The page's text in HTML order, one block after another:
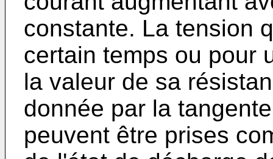
constante. La tension
certain temps ou pour
la valeur de sa
donnée par la
peuvent être prises